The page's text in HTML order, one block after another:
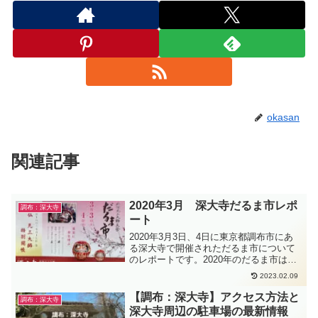
okasan
関連記事
調布：深大寺
2020年3月 深大寺だるま市レポ
ート
2020年3月3日、4日に東京都調布市にあ
る深大寺で開催されただるま市について
のレポートです。2020年のだるま市は、
コロナの影響でお練り行列が中止とな
り、やはり人出も少ない状況でした。
2023.02.09
調布：深大寺
【調布：深大寺】アクセス方法と
深大寺周辺の駐車場の最新情報